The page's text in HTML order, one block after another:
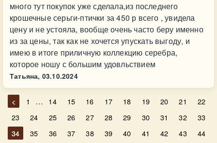
много тут покупок уже сделала,из последнего
крошечные серьги-птички за 450 р всего , увидела
цену и не устояла, вообще очень часто беру именно
из за цены, так как не хочется упускать выгоду, и
имею в итоге приличную коллекцию серебра,
которое ношу с большим удовльствием
Татьяна, 03.10.2024
< 1 … 14 15 16 17 18 19 20 21
22
23
24 25 26 27 28 29 30 31 32
33
34
35 36 37 38 39 40 41 42 43
44